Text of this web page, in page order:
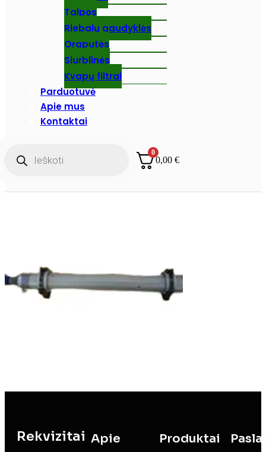
Talpos
Riebalų gaudyklės
Oraputės
Siurblinės
Kvapų filtrai
Parduotuvė
Apie mus
Kontaktai
search
0
0,00€
Rekvizitai Apie Produktai